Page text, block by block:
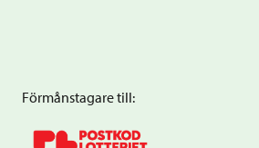
Förmånstagare till: